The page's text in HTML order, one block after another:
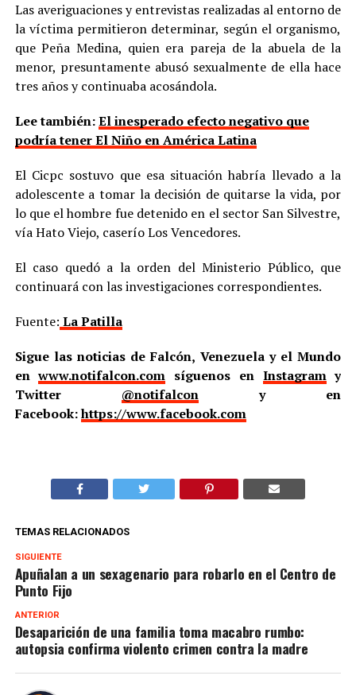
Las averiguaciones y entrevistas realizadas al entorno de
la víctima permitieron determinar, según el organismo,
que Peña Medina, quien era pareja de la abuela de la
menor, presuntamente abusó sexualmente de ella hace
tres años y continuaba acosándola.
Lee también:El inesperado efecto negativo que
podría tener El Niño en América Latina
El Cicpc sostuvo que esa situación habría llevado a la
adolescente a tomar la decisión de quitarse la vida, por
lo que el hombre fue detenido en el sector San Silvestre,
vía Hato Viejo, caserío Los Vencedores.
El caso quedó a la orden del Ministerio Público, que
continuará con las investigaciones correspondientes.
Fuente: La Patilla
Sigue las noticias de Falcón, Venezuela y el Mundo
enwww.notifalcon.com síguenos en Instagramy
Twitter @notifalcony en
Facebook:https://www.facebook.com
TEMAS RELACIONADOS
SIGUIENTE
Apuñalan a un sexagenario para robarlo en el Centro de
Punto Fijo
ANTERIOR
Desaparición de una familia toma macabro rumbo:
autopsia confirma violento crimen contra la madre